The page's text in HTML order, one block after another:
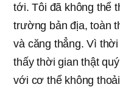
tới. Tôi đã không thể
trường bản địa, toàn
và căng thẳng. Vì
thấy thời gian thật
với cơ thể không